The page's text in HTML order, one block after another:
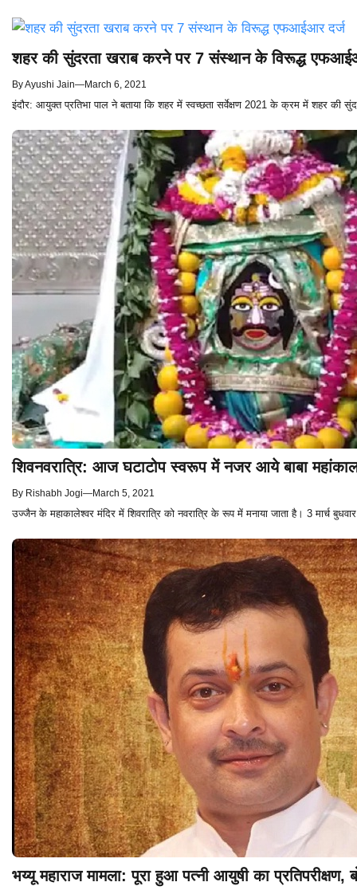
शहर की सुंदरता खराब करने पर 7 संस्थान के विरूद्ध
ByAyushi Jain—March 6, 2021
इंदौर: आयुक्त प्रतिभा पाल ने बताया कि शहर में स्वच्छता सर्वेक्षण 2021 के क्रम में शहर की
शिवनवरात्रि: आज घटाटोप स्वरूप में नजर आये बाबा
By Rishabh Jogi—March 5, 2021
उज्जैन के महाकालेश्वर मंदिर में शिवरात्रि को नवरात्रि के रूप में मनाया जाता है। 3 मार्च
भय्यू महाराज मामला: पूरा हुआ पत्नी आयुषी का प्रतिपरीक्षण,